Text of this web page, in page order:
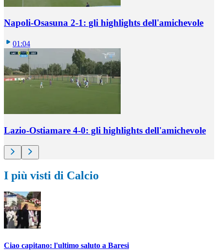
Napoli-Osasuna 2-1: gli highlights dell'amichevole
01:04
Lazio-Ostiamare 4-0: gli highlights dell'amichevole
I più visti di Calcio
Ciao capitano: l'ultimo saluto a Baresi